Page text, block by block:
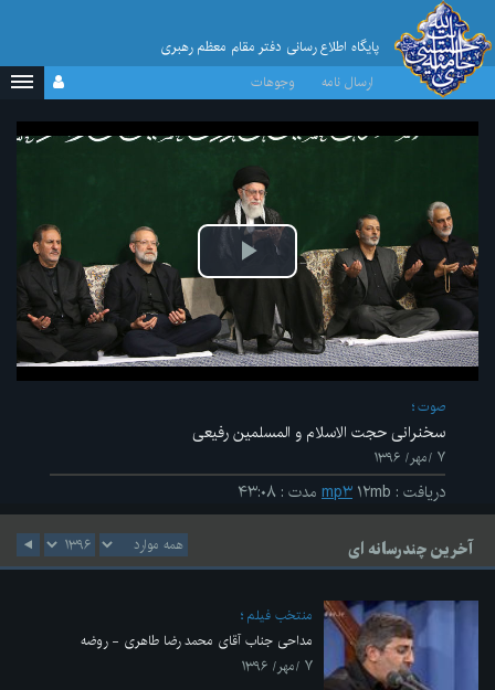
پایگاه اطلاع رسانی دفتر مقام معظم رهبری
ارسال نامه
وجوهات
پخش
ویدیو
صوت
سخنرانی حجت الاسلام و المسلمین رفیعی
۷ /مهر/ ۱۳۹۶
دریافت : mp۳ ۱۲mb مدت : ۴۳:۰۸
آخرین چندرسانه ای
منتخب فیلم
مداحی جناب آقای محمد رضا طاهری - روضه
۷ /مهر/ ۱۳۹۶